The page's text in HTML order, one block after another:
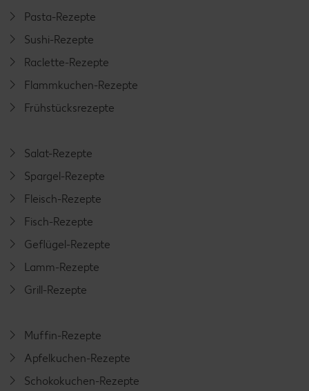
Pasta-Rezepte
Sushi-Rezepte
Raclette-Rezepte
Flammkuchen-Rezepte
Frühstücksrezepte
Salat-Rezepte
Spargel-Rezepte
Fleisch-Rezepte
Fisch-Rezepte
Geflügel-Rezepte
Lamm-Rezepte
Grill-Rezepte
Muffin-Rezepte
Apfelkuchen-Rezepte
Schokokuchen-Rezepte